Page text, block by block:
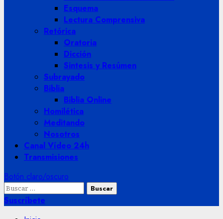
Esquema
Lectura Comprensiva
Retórica
Oratoria
Dicción
Sintesis y Resúmen
Subrayado
Biblia
Biblia Online
Homilética
Meditando
Nosotros
Canal Vídeo 24h
Transmisiones
Botón claro/oscuro
Buscar:
Suscríbete